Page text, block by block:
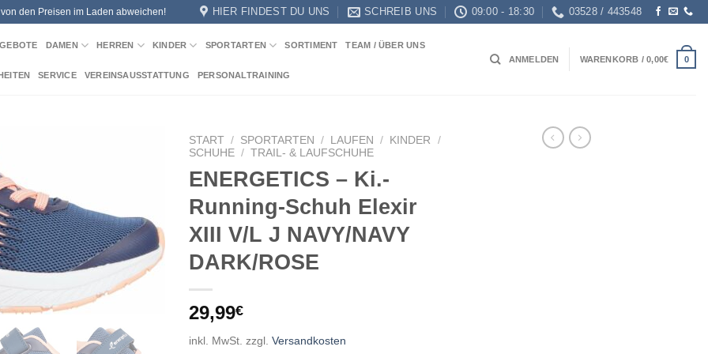
den Preisen im Laden abweichen! HIER FINDEST DU UNS SCHREIB UNS 09:00 - 18:30 03528 / 443548
DAMEN HERREN KINDER SPORTARTEN SORTIMENT TEAM / ÜBER UNS
SERVICE VEREINSAUSSTATTUNG PERSONALTRAINING
ANMELDEN WARENKORB /0,00€ 0
START / SPORTARTEN / LAUFEN / KINDER
/
SCHUHE / TRAIL- & LAUFSCHUHE
ENERGETICS – Ki.-
Running-Schuh Elexir
XIII V/L J NAVY/NAVY
DARK/ROSE
29,99€
inkl. MwSt. zzgl. Versandkosten